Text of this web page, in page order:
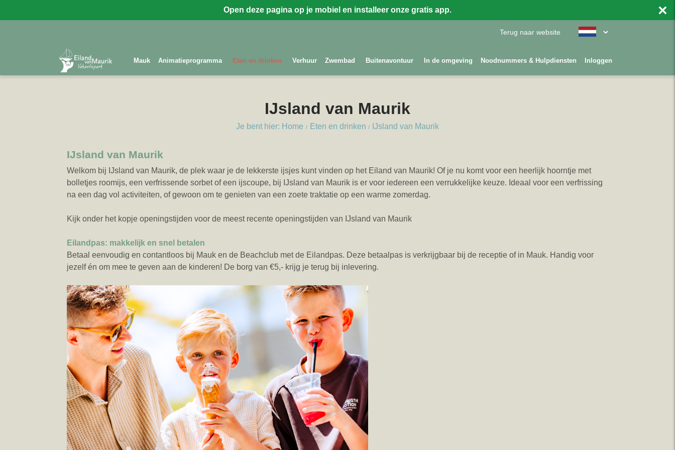
Open deze pagina op je mobiel en installeer onze gratis app. ×
Terug naar website
Mauk Animatieprogramma Eten en drinken Verhuur Zwembad Buitenavontuur In de omgeving Noodnummers & Hulpdiensten Inloggen
IJsland van Maurik
Je bent hier: Home Eten en drinken IJsland van Maurik
IJsland van Maurik
Welkom bij IJsland van Maurik, de plek waar je de lekkerste ijsjes kunt vinden op het Eiland van Maurik! Of je nu komt voor een heerlijk hoorntje met
bolletjes roomijs, een verfrissende sorbet of een ijscoupe, bij IJsland van Maurik is er voor iedereen een verrukkelijke keuze. Ideaal voor een verfrissing
na een dag vol activiteiten, of gewoon om te genieten van een zoete traktatie op een warme zomerdag.
Kijk onder het kopje openingstijden voor de meest recente openingstijden van IJsland van Maurik
Eilandpas: makkelijk en snel betalen
Betaal eenvoudig en contantloos bij Mauk en de Beachclub met de Eilandpas. Deze betaalpas is verkrijgbaar bij de receptie of in Mauk. Handig voor
jezelf én om mee te geven aan de kinderen! De borg van €5,- krijg je terug bij inlevering.